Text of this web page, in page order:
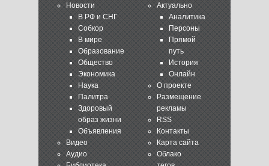
Новости
В РФ и СНГ
Собкор
В мире
Образование
Общество
Экономика
Наука
Палитра
Здоровый
образ жизни
Объявления
Видео
Аудио
Актуально
Аналитика
Персоны
Прямой
путь
История
Онлайн
О проекте
Размещение
рекламы
RSS
Контакты
Карта сайта
Облако